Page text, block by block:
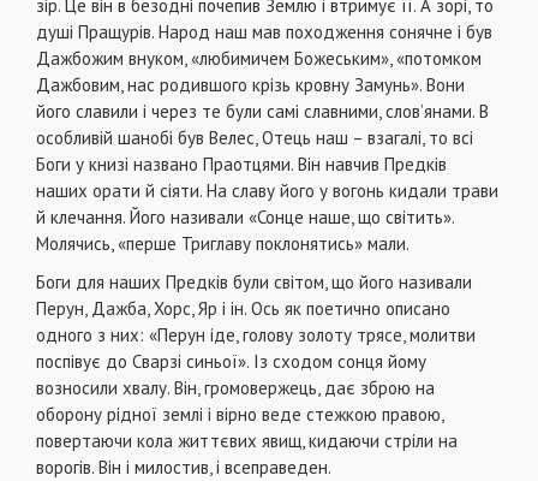
зір. Це він в безодні почепив Землю і втримує її. А зорі, то
душі Пращурів. Народ наш мав походження сонячне і був
Дажбожим внуком, «любимичем Божеським», «потомком
Дажбовим, нас родившого крізь кровну Замунь». Вони
його славили і через те були самі славними, слов’янами. В
особливій шанобі був Велес, Отець наш – взагалі, то всі
Боги у книзі названо Праотцями. Він навчив Предків
наших орати й сіяти. На славу його у вогонь кидали трави
й клечання. Його називали «Сонце наше, що світить».
Молячись, «перше Триглаву поклонятись» мали.
Боги для наших Предків були світом, що його називали
Перун, Дажба, Хорс, Яр і ін. Ось як поетично описано
одного з них: «Перун іде, голову золоту трясе, молитви
поспівує до Сварзі синьої». Із сходом сонця йому
возносили хвалу. Він, громовержець, дає зброю на
оборону рідної землі і вірно веде стежкою правою,
повертаючи кола життєвих явищ, кидаючи стріли на
ворогів. Він і милостив, і всеправеден.